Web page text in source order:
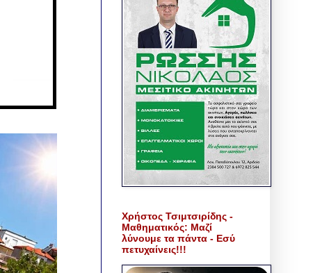
Χρήστος Τσιμτσιρίδης -
Μαθηματικός: Μαζί
λύνουμε τα πάντα - Εσύ
πετυχαίνεις!!!